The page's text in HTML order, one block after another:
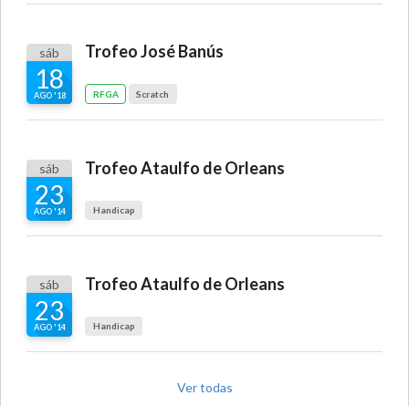
sáb
18
AGO '18
Trofeo José Banús
RFGA Scratch
sáb
23
AGO '14
Trofeo Ataulfo de Orleans
Handicap
sáb
23
AGO '14
Trofeo Ataulfo de Orleans
Handicap
Ver todas